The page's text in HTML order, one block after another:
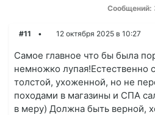
#11 12 октября 2025 в 10:27
Самое главное что бы была
немножко лупая!Естественно
толстой, ухоженной, но не
походами в магазины и СПА
в меру) Должна быть верной,
Сообщений: